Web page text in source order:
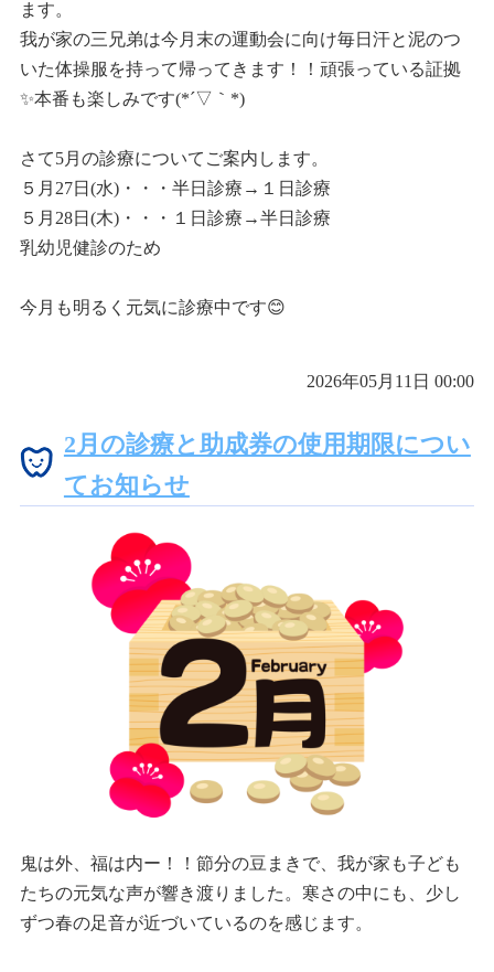
ます。
我が家の三兄弟は今月末の運動会に向け毎日汗と泥のつ
いた体操服を持って帰ってきます！！頑張っている証拠
✨本番も楽しみです(*´▽｀*)
さて5月の診療についてご案内します。
５月27日(水)・・・半日診療→１日診療
５月28日(木)・・・１日診療→半日診療
乳幼児健診のため
今月も明るく元気に診療中です😊
2026年05月11日 00:00
2月の診療と助成券の使用期限につい
てお知らせ
鬼は外、福は内ー！！節分の豆まきで、我が家も子ども
たちの元気な声が響き渡りました。寒さの中にも、少し
ずつ春の足音が近づいているのを感じます。